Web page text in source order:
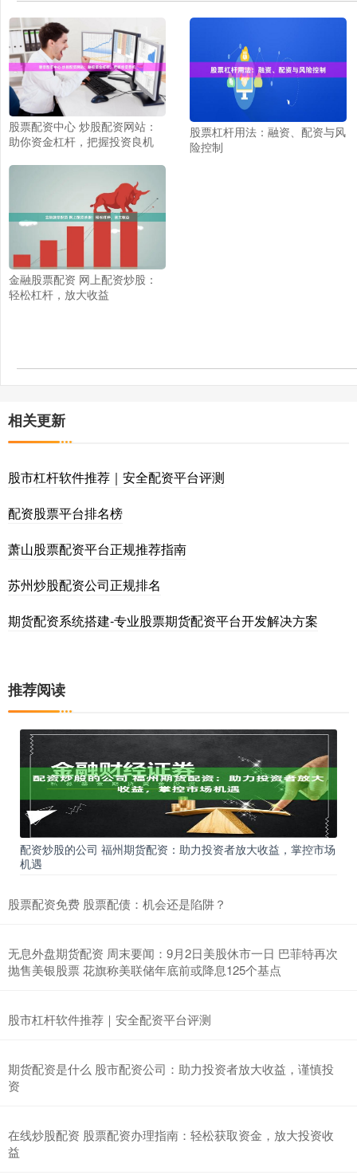
股票配资中心 炒股配资网站：
助你资金杠杆，把握投资良机
股票杠杆用法：融资、配资与风
险控制
金融股票配资 网上配资炒股：
轻松杠杆，放大收益
相关更新
股市杠杆软件推荐｜安全配资平台评测
配资股票平台排名榜
萧山股票配资平台正规推荐指南
苏州炒股配资公司正规排名
期货配资系统搭建-专业股票期货配资平台开发解决方案
推荐阅读
配资炒股的公司 福州期货配资：助力投资者放大收益，掌控市场
机遇
股票配资免费 股票配债：机会还是陷阱？
无息外盘期货配资 周末要闻：9月2日美股休市一日 巴菲特再次
抛售美银股票 花旗称美联储年底前或降息125个基点
股市杠杆软件推荐｜安全配资平台评测
期货配资是什么 股市配资公司：助力投资者放大收益，谨慎投
资
在线炒股配资 股票配资办理指南：轻松获取资金，放大投资收
益